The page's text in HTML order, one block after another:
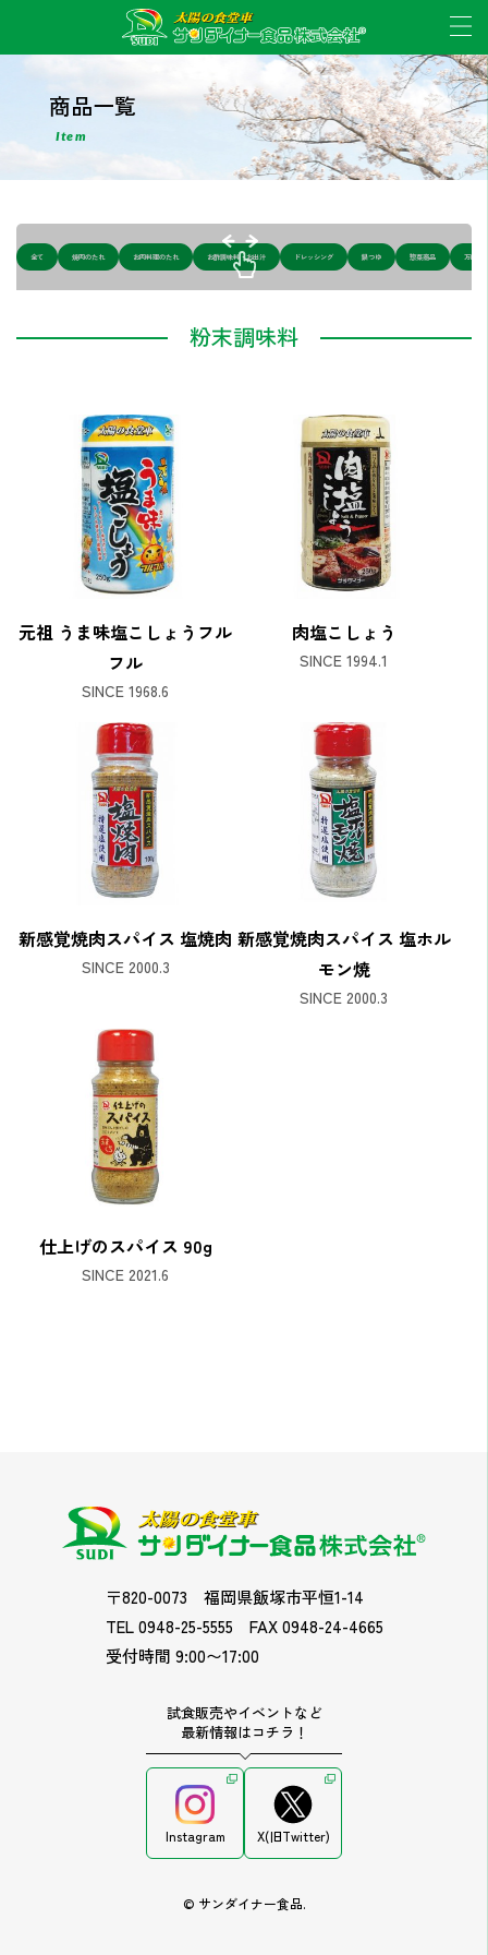
商品一覧
Item
全て 焼肉のたれ お肉料理のたれ お酢調味料・お出汁 ドレッシング 鍋つゆ 惣菜商品 万能調
scrollable
粉末調味料
元祖 うま味塩こしょうフル
フル
SINCE 1968.6
肉塩こしょう
SINCE 1994.1
新感覚焼肉スパイス 塩焼肉
SINCE 2000.3
新感覚焼肉スパイス 塩ホル
モン焼
SINCE 2000.3
仕上げのスパイス 90g
SINCE 2021.6
〒820-0073 福岡県飯塚市平恒1-14
TEL 0948-25-5555 FAX 0948-24-4665
受付時間 9:00〜17:00
試食販売やイベントなど
最新情報はコチラ！
Instagram X(旧Twitter)
© サンダイナー食品.